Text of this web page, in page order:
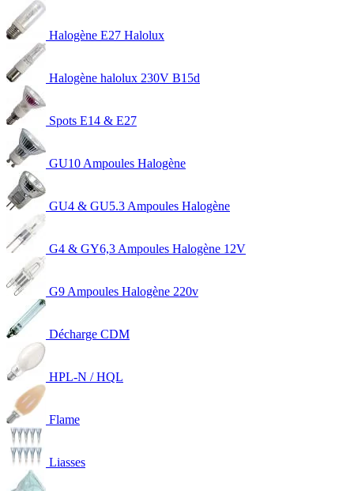
Halogène E27 Halolux
Halogène halolux 230V B15d
Spots E14 & E27
GU10 Ampoules Halogène
GU4 & GU5.3 Ampoules Halogène
G4 & GY6,3 Ampoules Halogène 12V
G9 Ampoules Halogène 220v
Décharge CDM
HPL-N / HQL
Flame
Liasses